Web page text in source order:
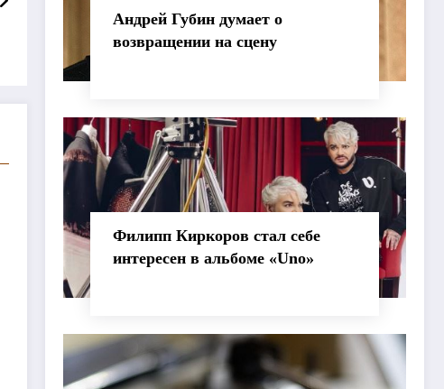
Андрей Губин думает о
возвращении на сцену
Филипп Киркоров стал себе
интересен в альбоме «Uno»